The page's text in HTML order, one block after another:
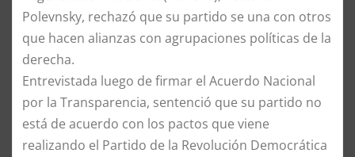
Polevnsky, rechazó que su partido se una con otros
que hacen alianzas con agrupaciones políticas de la
derecha.
Entrevistada luego de firmar el Acuerdo Nacional
por la Transparencia, sentenció que su partido no
está de acuerdo con los pactos que viene
realizando el Partido de la Revolución Democrática